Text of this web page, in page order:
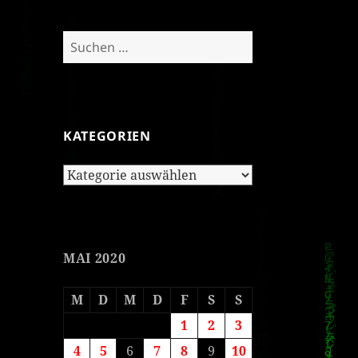
Suchen
nach:
KATEGORIEN
Kategorien
MAI 2020
M D M D F S
S
1
2
3
4
5 6 7 8 9
10